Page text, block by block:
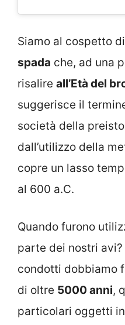
Siamo al cospetto
spada che, ad una
risalire all’Età del
suggerisce il
società della
dall’utilizzo della
copre un lasso
al 600 a.C.
Quando furono
parte dei nostri
condotti dobbiamo
di oltre 5000 anni,
particolari oggetti